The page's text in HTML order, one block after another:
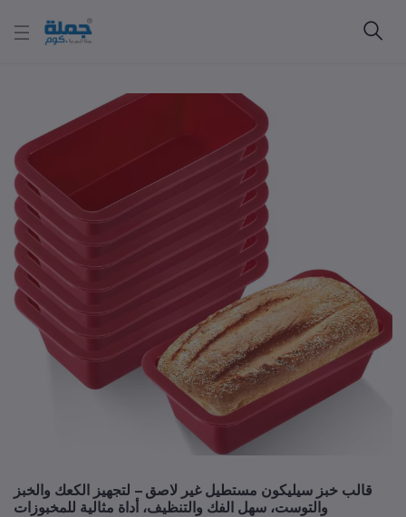
قالب خبز سيليكون مستطيل غير لاصق – لتجهيز الكعك والخبز
والتوست، سهل الفك والتنظيف، أداة مثالية للمخبوزات